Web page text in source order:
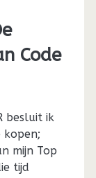
Code
besluit ik
kopen;
mijn Top
tijd